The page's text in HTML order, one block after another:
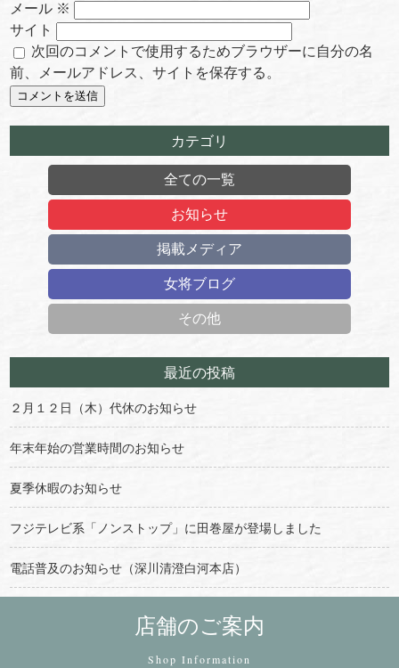
メール ※
サイト
次回のコメントで使用するためブラウザーに自分の名
前、メールアドレス、サイトを保存する。
カテゴリ
全ての一覧
お知らせ
掲載メディア
女将ブログ
その他
最近の投稿
２月１２日（木）代休のお知らせ
年末年始の営業時間のお知らせ
夏季休暇のお知らせ
フジテレビ系「ノンストップ」に田巻屋が登場しました
電話普及のお知らせ（深川清澄白河本店）
店舗のご案内
Shop Information